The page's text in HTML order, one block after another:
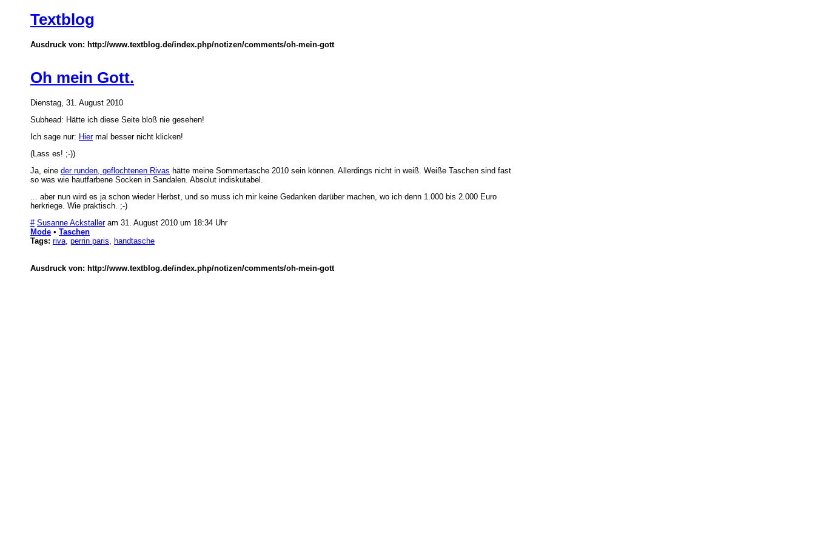
Textblog
Ausdruck von: http://www.textblog.de/index.php/notizen/comments/oh-mein-gott
Oh mein Gott.
Dienstag, 31. August 2010
Subhead: Hätte ich diese Seite bloß nie gesehen!
Ich sage nur: Hiermal besser nicht klicken!
(Lass es! ;-))
Ja, eine der runden, geflochtenen Rivas hätte meine Sommertasche 2010 sein können. Allerdings nicht in weiß. Weiße Taschen sind fast
so was wie hautfarbene Socken in Sandalen. Absolut indiskutabel.
... aber nun wird es ja schon wieder Herbst, und so muss ich mir keine Gedanken darüber machen, wo ich denn 1.000 bis 2.000 Euro
herkriege. Wie praktisch. ;-)
# Susanne Ackstalleram 31. August 2010 um 18:34 Uhr
Mode • Taschen
Tags: riva perrin paris handtasche
Ausdruck von: http://www.textblog.de/index.php/notizen/comments/oh-mein-gott